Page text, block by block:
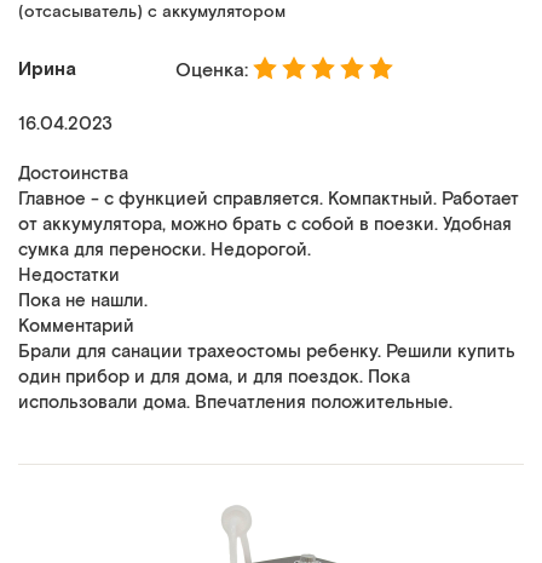
(отсасыватель) с аккумулятором
Ирина Оценка:
16.04.2023
Достоинства
Главное - с функцией справляется. Компактный. Работает
от аккумулятора, можно брать с собой в поезки. Удобная
сумка для переноски. Недорогой.
Недостатки
Пока не нашли.
Комментарий
Брали для санации трахеостомы ребенку. Решили купить
один прибор и для дома, и для поездок. Пока
использовали дома. Впечатления положительные.